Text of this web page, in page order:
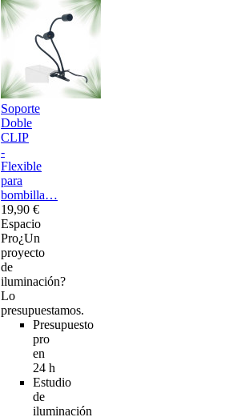
Soporte
Doble
CLIP
-
Flexible
para
bombilla…
19,90 €
Espacio
Pro¿Un
proyecto
de
iluminación?
Lo
presupuestamos.
Presupuesto
pro
en
24 h
Estudio
de
iluminación